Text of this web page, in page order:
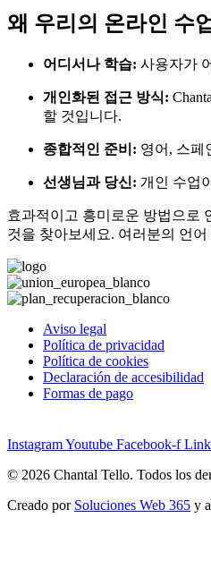
왜 우리의 온라인 수
어디서나 학습: 사용자가
개인화된 접근 방식:
할 것입니다.
종합적인 준비: 영어, 스페
선생님과 당신: 개인 수업
효과적이고 흥미로운 방법으로
것을 찾아보세요. 여러분의 언
Aviso legal
Política de privacidad
Política de cookies
Declaración de accesibilidad
Formas de pago
InstagramYoutube Facebook-f
© 2026 Chantal Tello. Todos los
Creado por Soluciones Web 365 y